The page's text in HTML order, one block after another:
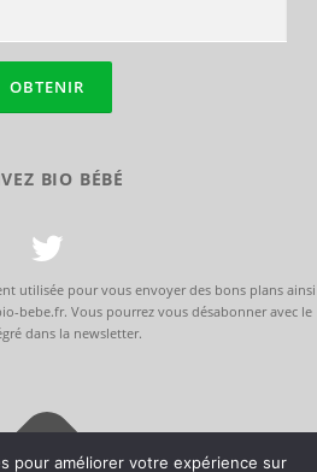
BIO BÉBÉ
utilisée pour vous envoyer des bons plans ainsi
bebe.fr. Vous pourrez vous désabonner avec le
dans la newsletter.
pour améliorer votre expérience sur